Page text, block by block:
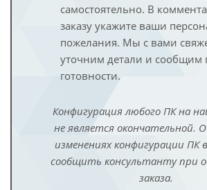
самостоятельно. В
заказу укажите ваши
пожелания. Мы с вами
уточним детали и сообщим
готовности.
Конфигурация любого ПК на
не является окончательной.
изменениях конфигурации
сообщить консультанту при
заказа.